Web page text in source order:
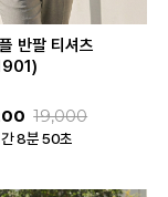
반팔 티셔츠
19,000
8분 50초